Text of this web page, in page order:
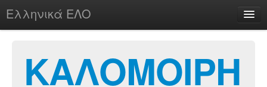
Ελληνικά ΕΛΟ
ΚΑΛΟΜΟΙΡΗ